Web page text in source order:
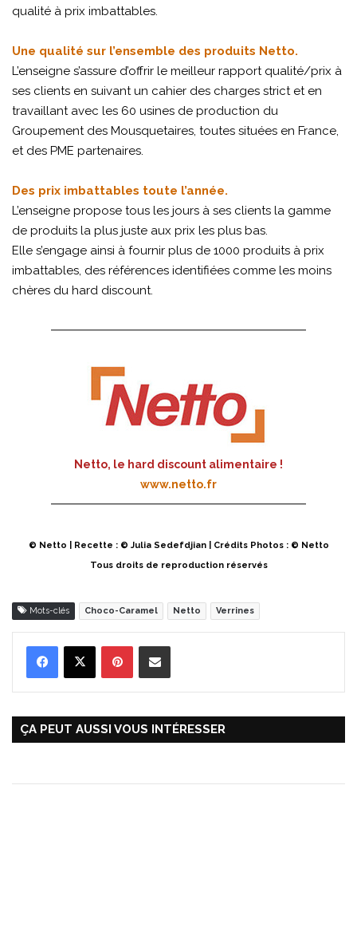
qualité à prix imbattables.
Une qualité sur l’ensemble des produits Netto.
L’enseigne s’assure d’offrir le meilleur rapport qualité/prix à
ses clients en suivant un cahier des charges strict et en
travaillant avec les 60 usines de production du
Groupement des Mousquetaires, toutes situées en France,
et des PME partenaires.
Des prix imbattables toute l’année.
L’enseigne propose tous les jours à ses clients la gamme
de produits la plus juste aux prix les plus bas.
Elle s’engage ainsi à fournir plus de 1000 produits à prix
imbattables, des références identifiées comme les moins
chères du hard discount.
Netto, le hard discount alimentaire !
www.netto.fr
© Netto | Recette : © Julia Sedefdjian | Crédits Photos : © Netto
Tous droits de reproduction réservés
Mots-clés Choco-Caramel Netto Verrines
ÇA PEUT AUSSI VOUS INTÉRESSER